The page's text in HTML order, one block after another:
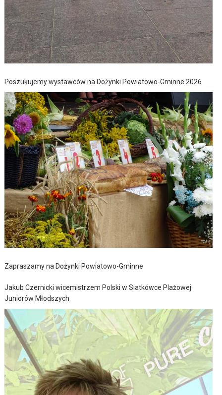
Poszukujemy wystawców na Dożynki Powiatowo-Gminne 2026
Zapraszamy na Dożynki Powiatowo-Gminne
Jakub Czernicki wicemistrzem Polski w Siatkówce Plażowej
Juniorów Młodszych